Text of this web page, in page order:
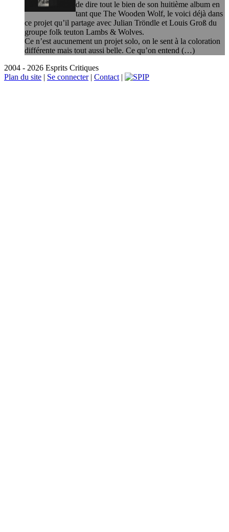
de dire tout le bien de son huitième album en
tant que The Wooden Wolf, le voici déjà dans
ce projet qu’il partage avec Julian Tröndle et Louis Groß du
groupe folk teuton Lambs & Wolves.
Ce n’est aucunement un projet solo, on le sent à la coloration
différente mais tout aussi belle. Ce qu’on entend (…)
2004 - 2026 Esprits Critiques
Plan du site | Se connecter| Contact |